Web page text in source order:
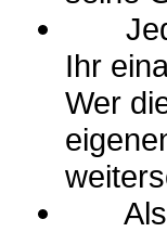
Ihr
Wer
Als